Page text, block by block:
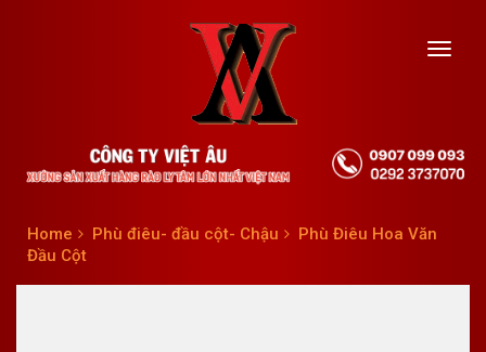
Home Phù điêu- đầu cột- Chậu
Phù Điêu Hoa Văn
Đầu Cột